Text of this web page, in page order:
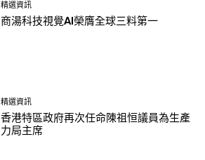
精選資訊
商湯科技視覺AI榮膺全球三料第一
精選資訊
香港特區政府再次任命陳祖恒議員為生產
力局主席